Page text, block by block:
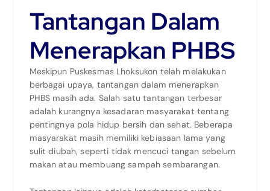
Tantangan Dalam
Menerapkan PHBS
Meskipun Puskesmas Lhoksukon telah melakukan
berbagai upaya, tantangan dalam menerapkan
PHBS masih ada. Salah satu tantangan terbesar
adalah kurangnya kesadaran masyarakat tentang
pentingnya pola hidup bersih dan sehat. Beberapa
masyarakat masih memiliki kebiasaan lama yang
sulit diubah, seperti tidak mencuci tangan sebelum
makan atau membuang sampah sembarangan.